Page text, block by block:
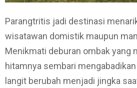
Parangtritis jadi destinasi
wisatawan domistik maupun
Menikmati deburan ombak yang
hitamnya sembari
langit berubah menjadi jingka